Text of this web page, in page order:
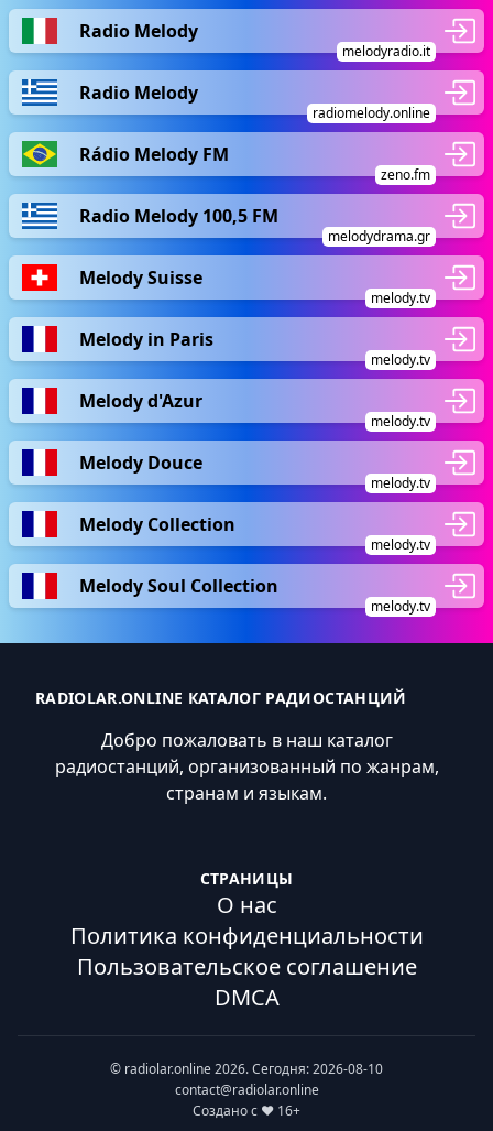
Radio Melody
melodyradio.it
Radio Melody
radiomelody.online
Rádio Melody FM
zeno.fm
Radio Melody 100,5 FM
melodydrama.gr
Melody Suisse
melody.tv
Melody in Paris
melody.tv
Melody d'Azur
melody.tv
Melody Douce
melody.tv
Melody Collection
melody.tv
Melody Soul Collection
melody.tv
RADIOLAR.ONLINE КАТАЛОГ РАДИОСТАНЦИЙ
Добро пожаловать в наш каталог
радиостанций, организованный по жанрам,
странам и языкам.
СТРАНИЦЫ
О нас
Политика конфиденциальности
Пользовательское соглашение
DMCA
© radiolar.online 2026. Сегодня: 2026-08-10
contact@radiolar.online
Создано с ❤️ 16+